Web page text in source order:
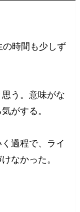
時間も少しず
う。意味がな
がする。
過程で、ライ
なかった。